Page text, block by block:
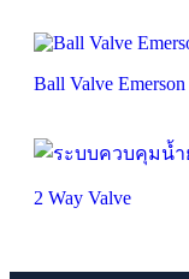
Ball Valve Emerson
2 Way Valve